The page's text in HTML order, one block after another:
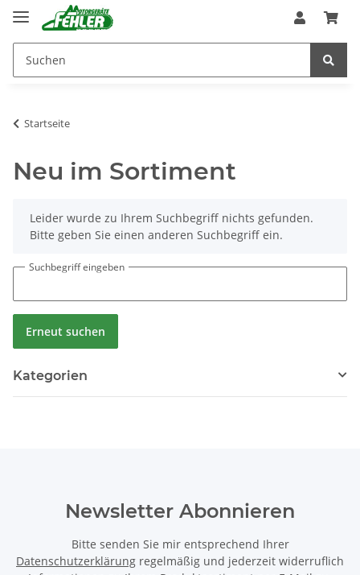
Startseite
Neu im Sortiment
xLeider wurde zu Ihrem Suchbegriff nichts gefunden.
Bitte geben Sie einen anderen Suchbegriff ein.
Suchbegriff eingeben
Erneut suchen
Kategorien
Newsletter Abonnieren
Bitte senden Sie mir entsprechend Ihrer
Datenschutzerklärung regelmäßig und jederzeit widerruflich